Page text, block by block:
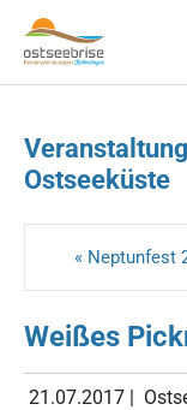
Skip to main
Zum Hauptinhalt
Skip to page footer
Ostseeküste
« Neptunfest
Weißes
21.07.2017 |